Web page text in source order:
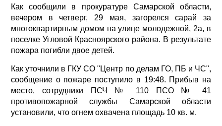
Как сообщили в прокуратуре Самарской области,
вечером в четверг, 29 мая, загорелся сарай за
многоквартирным домом на улице молодежной, 2а, в
поселке Угловой Красноярского района. В результате
пожара погибли двое детей.
Как уточнили в ГКУ СО "Центр по делам ГО, ПБ и ЧС",
сообщение о пожаре поступило в 19:48. Прибыв на
место, сотрудники ПСЧ № 110 ПСО № 41
противопожарной службы Самарской области
установили, что огнем охвачена площадь 10 кв. м.